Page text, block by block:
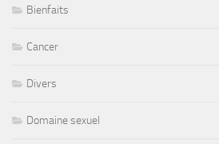
Bienfaits
Cancer
Divers
Domaine sexuel